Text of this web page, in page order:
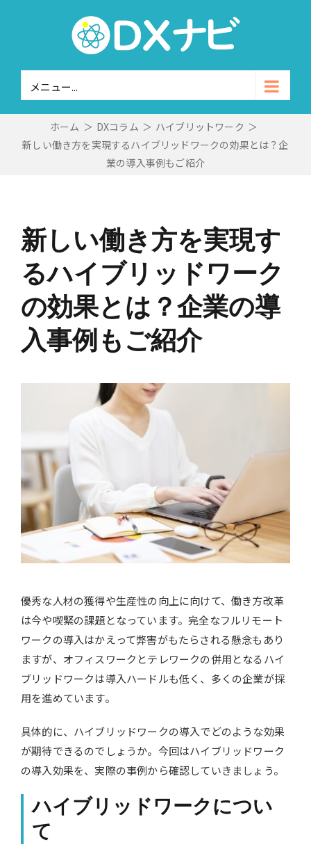
メニュー...
ホーム ＞ DXコラム ＞ ハイブリットワーク ＞
新しい働き方を実現するハイブリッドワークの効果とは？企
業の導入事例もご紹介
新しい働き方を実現す
るハイブリッドワーク
の効果とは？企業の導
入事例もご紹介
優秀な人材の獲得や生産性の向上に向けて、働き方改革
は今や喫緊の課題となっています。完全なフルリモート
ワークの導入はかえって弊害がもたらされる懸念もあり
ますが、オフィスワークとテレワークの併用となるハイ
ブリッドワークは導入ハードルも低く、多くの企業が採
用を進めています。
具体的に、ハイブリッドワークの導入でどのような効果
が期待できるのでしょうか。今回はハイブリッドワーク
の導入効果を、実際の事例から確認していきましょう。
ハイブリッドワークについ
て